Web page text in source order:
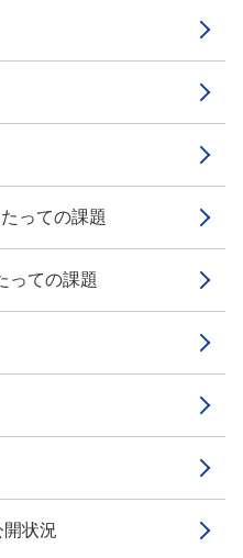
っての課題
っての課題
開状況